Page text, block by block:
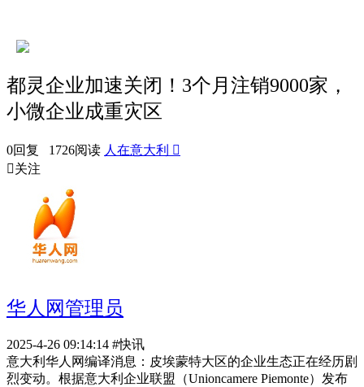
都灵企业加速关闭！3个月注销9000家，
小微企业成重灾区
0回复 1726阅读 人在意大利 
关注
华人网管理员
2025-4-26 09:14:14 #快讯
意大利华人网编译消息：皮埃蒙特大区的企业生态正在经历剧
烈变动。根据意大利企业联盟（Unioncamere Piemonte）发布